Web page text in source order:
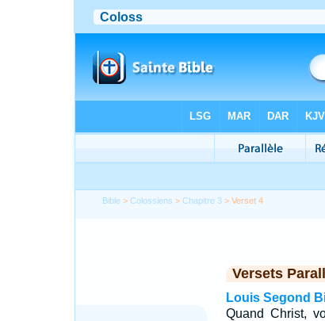
Bible >Colossiens >Chapitre 3 > Verset 4
Versets
Louis Segond
Quand Christ,